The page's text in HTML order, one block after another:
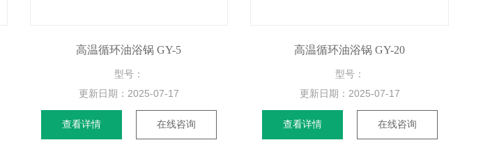
高温循环油浴锅 GY-5
型号：
更新日期： 2025-07-17
查看详情 在线咨询
高温循环油浴锅 GY-20
型号：
更新日期： 2025-07-17
查看详情 在线咨询